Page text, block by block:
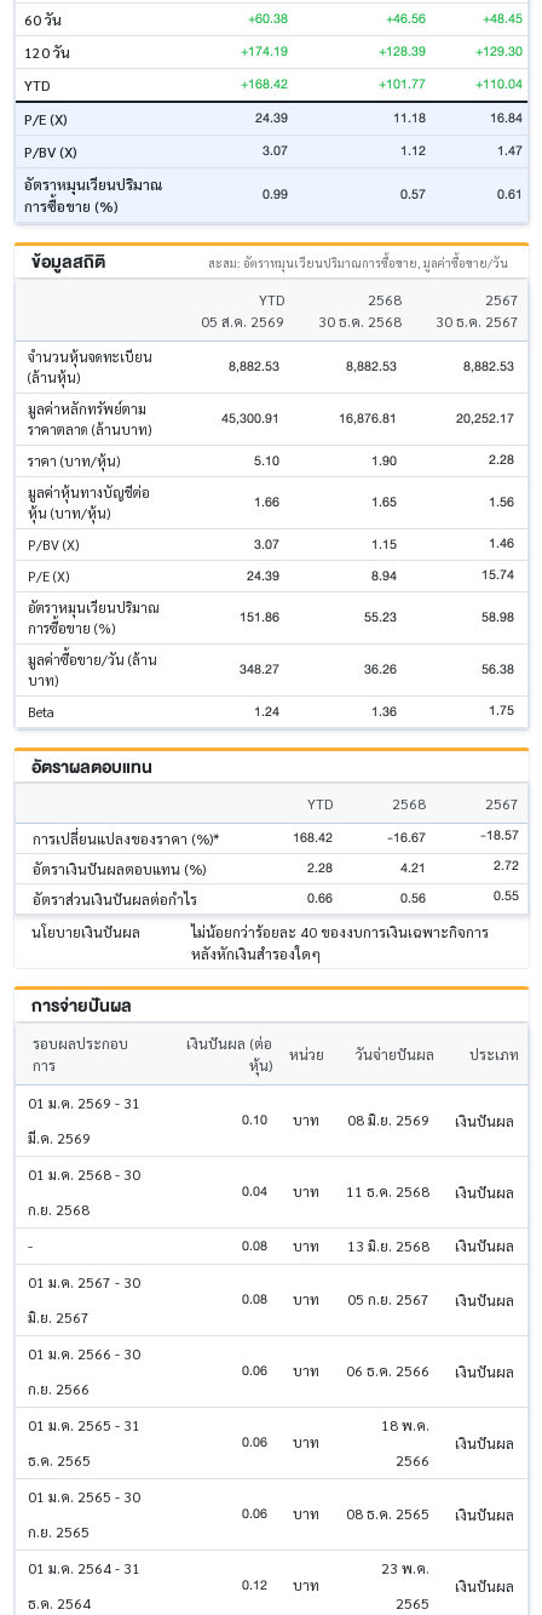
60 วัน +60.38 +46.56 +48.45
120 วัน +174.19 +128.39 +129.30
YTD +168.42 +101.77 +110.04
P/E (X) 24.39 11.18 16.84
P/BV (X) 3.07 1.12 1.47
อัตราหมุนเวียนปริมาณ
การซื้อขาย (%)
0.99 0.57 0.61
ข้อมูลสถิติ สะสม: อัตราหมุนเวียนปริมาณการซื้อขาย, มูลค่าซื้อขาย/วัน
YTD
05 ส.ค. 2569
2568
30 ธ.ค. 2568
2567
30 ธ.ค. 2567
จำนวนหุ้นจดทะเบียน
(ล้านหุ้น)
8,882.53 8,882.53 8,882.53
มูลค่าหลักทรัพย์ตาม
ราคาตลาด (ล้านบาท)
45,300.91 16,876.81 20,252.17
ราคา (บาท/หุ้น) 5.10 1.90 2.28
มูลค่าหุ้นทางบัญชีต่อ
หุ้น (บาท/หุ้น)
1.66 1.65 1.56
P/BV (X) 3.07 1.15 1.46
P/E (X) 24.39 8.94 15.74
อัตราหมุนเวียนปริมาณ
การซื้อขาย (%)
151.86 55.23 58.98
มูลค่าซื้อขาย/วัน (ล้าน
บาท)
348.27 36.26 56.38
Beta 1.24 1.36 1.75
อัตราผลตอบแทน
YTD 2568
2567
การเปลี่ยนแปลงของราคา (%)*
168.42 -16.67 -18.57
อัตราเงินปันผลตอบแทน (%) 2.28 4.21 2.72
อัตราส่วนเงินปันผลต่อกำไร 0.66 0.56 0.55
นโยบายเงินปันผล
ไม่น้อยกว่าร้อยละ 40 ของงบการเงินเฉพาะกิจการ
หลังหักเงินสำรองใดๆ
การจ่ายปันผล
รอบผลประกอบ
การ
เงินปันผล (ต่อ
หุ้น)
หน่วย วันจ่ายปันผล ประเภท
01 ม.ค. 2569 - 31
มี.ค. 2569
0.10 บาท 08 มิ.ย. 2569 เงินปันผล
01 ม.ค. 2568 - 30
ก.ย. 2568
0.04 บาท 11 ธ.ค. 2568 เงินปันผล
- 0.08 บาท 13 มิ.ย. 2568
เงินปันผล
01 ม.ค. 2567 - 30
มิ.ย. 2567
0.08 บาท 05 ก.ย. 2567 เงินปันผล
01 ม.ค. 2566 - 30
ก.ย. 2566
0.06 บาท 06 ธ.ค. 2566 เงินปันผล
01 ม.ค. 2565 - 31
ธ.ค. 2565
0.06 บาท
18 พ.ค.
2566
เงินปันผล
01 ม.ค. 2565 - 30
ก.ย. 2565
0.06 บาท 08 ธ.ค. 2565 เงินปันผล
01 ม.ค. 2564 - 31
ธ.ค. 2564
0.12 บาท
23 พ.ค.
2565
เงินปันผล